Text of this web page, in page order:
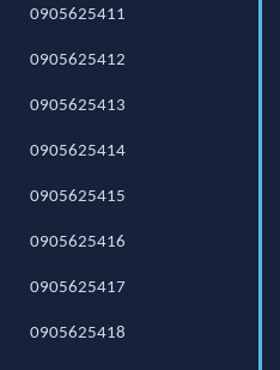
0905625411
0905625412
0905625413
0905625414
0905625415
0905625416
0905625417
0905625418